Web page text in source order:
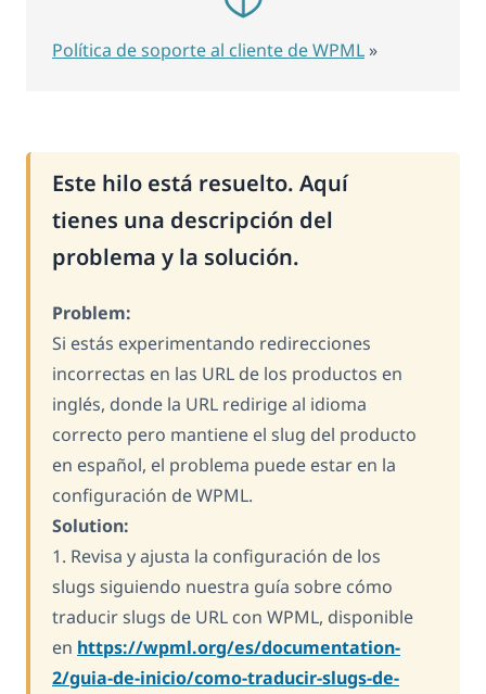
Este hilo está resuelto. Aquí
tienes una descripción del
problema y la solución.
Problem:
Si estás experimentando redirecciones
incorrectas en las URL de los productos en
inglés, donde la URL redirige al idioma
correcto pero mantiene el slug del producto
en español, el problema puede estar en la
configuración de WPML.
Solution:
1. Revisa y ajusta la configuración de los
slugs siguiendo nuestra guía sobre cómo
traducir slugs de URL con WPML, disponible
en https://wpml.org/es/documentation-
2/guia-de-inicio/como-traducir-slugs-de-
Política de soporte al cliente de WPML »